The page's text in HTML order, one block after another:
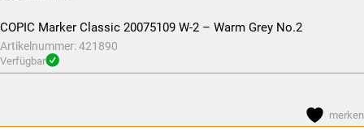
ist:
CHF6.40.
COPIC Marker Classic 20075109 W-2 – Warm Grey No.2
Artikelnummer:421890
Verfügbar
merken